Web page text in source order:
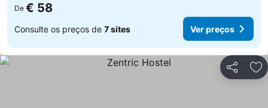
De € 58
Consulte os preços de 7 sites Ver preços
Partilhar